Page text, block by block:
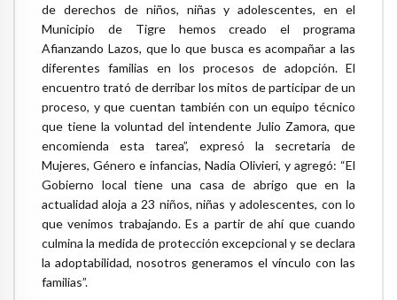
de derechos de niños, niñas y adolescentes, en el
Municipio de Tigre hemos creado el programa
Afianzando Lazos, que lo que busca es acompañar a las
diferentes familias en los procesos de adopción. El
encuentro trató de derribar los mitos de participar de un
proceso, y que cuentan también con un equipo técnico
que tiene la voluntad del intendente Julio Zamora, que
encomienda esta tarea”, expresó la secretaria de
Mujeres, Género e infancias, Nadia Olivieri, y agregó: “El
Gobierno local tiene una casa de abrigo que en la
actualidad aloja a 23 niños, niñas y adolescentes, con lo
que venimos trabajando. Es a partir de ahí que cuando
culmina la medida de protección excepcional y se declara
la adoptabilidad, nosotros generamos el vínculo con las
familias”.